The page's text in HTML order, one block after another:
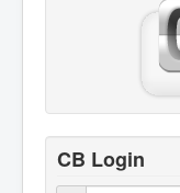
CB Login